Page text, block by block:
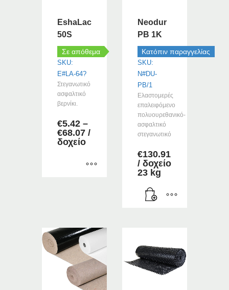
EshaLac
50S
Σε απόθεμα
SKU:
E#LA-64?
Στεγανωτικό
ασφαλτικό
βερνίκι.
€5.42 –
€68.07Price
range:
through
/
δοχείο
πολλαπλές
παραλλαγές.
Οι
επιλογές
μπορούν
Neodur
PB 1K
Κατόπιν παραγγελίας
SKU:
N#DU-
PB/1
Ελαστομερές
επαλειφόμενο
πολυουρεθανικό-
ασφαλτικό
στεγανωτικό
€130.91
/ δοχείο
23 kg